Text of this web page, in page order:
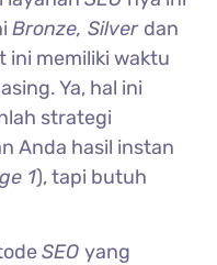
Bronze, Silver dan
ini memiliki waktu
Ya, hal ini
strategi
Anda hasil instan
1), tapi butuh
SEOyang